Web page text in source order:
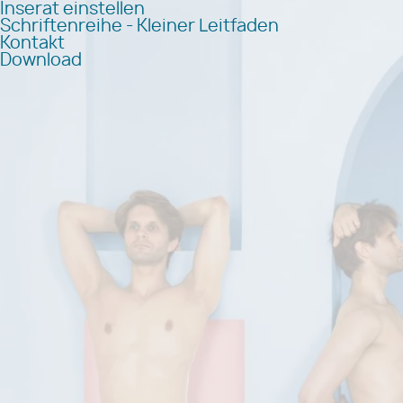
Inserat einstellen
Schriftenreihe - Kleiner Leitfaden
Kontakt
Download